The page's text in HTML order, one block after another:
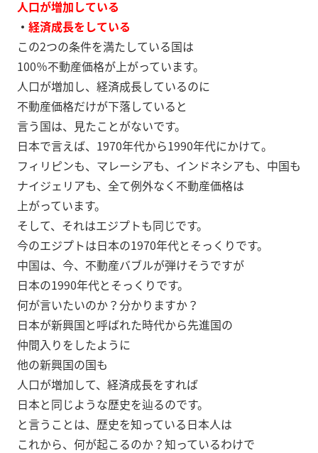
人口が増加している
・ 経済成長をしている
この2つの条件を満たしている国は
100％不動産価格が上がっています。
人口が増加し、経済成長しているのに
不動産価格だけが下落していると
言う国は、見たことがないです。
日本で言えば、1970年代から1990年代にかけて。
フィリピンも、マレーシアも、インドネシアも、中国も
ナイジェリアも、全て例外なく不動産価格は
上がっています。
そして、それはエジプトも同じです。
今のエジプトは日本の1970年代とそっくりです。
中国は、今、不動産バブルが弾けそうですが
日本の1990年代とそっくりです。
何が言いたいのか？分かりますか？
日本が新興国と呼ばれた時代から先進国の
仲間入りをしたように
他の新興国の国も
人口が増加して、経済成長をすれば
日本と同じような歴史を辿るのです。
と言うことは、歴史を知っている日本人は
これから、何が起こるのか？知っているわけで